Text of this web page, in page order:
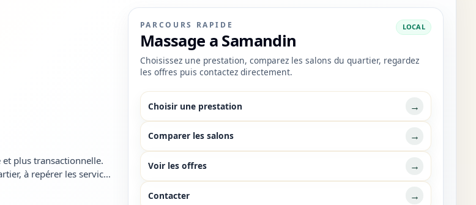
plus transactionnelle.
à repérer les services
PARCOURS RAPIDE
Massage a Samandin
LOCAL
Choisissez une prestation, comparez les salons du quartier, regardez
les offres puis contactez directement.
Choisir une prestation →
Comparer les salons →
Voir les offres →
Contacter →